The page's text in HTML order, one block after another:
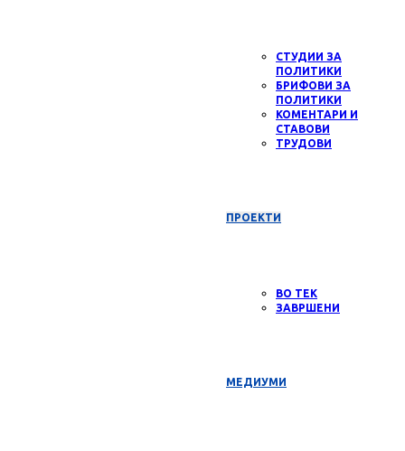
СТУДИИ ЗА
ПОЛИТИКИ
БРИФОВИ ЗА
ПОЛИТИКИ
КОМЕНТАРИ И
СТАВОВИ
ТРУДОВИ
ПРОЕКТИ
ВО ТЕК
ЗАВРШЕНИ
МЕДИУМИ